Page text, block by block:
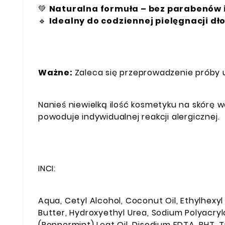
💚 Naturalna formuła – bez
🔹 Idealny do codziennej pielęgnacji
Ważne: Zaleca się przeprowadzenie
Nanieś niewielką ilość kosmetyku na skórę
powoduje indywidualnej reakcji alergicznej.
INCI:
Aqua, Cetyl Alcohol, Coconut Oil,
Butter, Hydroxyethyl Urea, Sodium